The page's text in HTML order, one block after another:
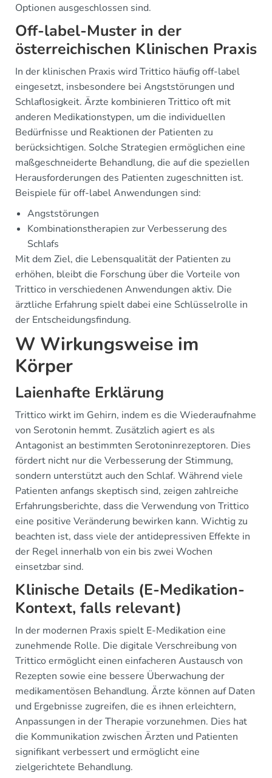
Optionen ausgeschlossen sind.
Off-label-Muster in der
österreichischen Klinischen Praxis
In der klinischen Praxis wird Trittico häufig off-label
eingesetzt, insbesondere bei Angststörungen und
Schlaflosigkeit. Ärzte kombinieren Trittico oft mit
anderen Medikationstypen, um die individuellen
Bedürfnisse und Reaktionen der Patienten zu
berücksichtigen. Solche Strategien ermöglichen eine
maßgeschneiderte Behandlung, die auf die speziellen
Herausforderungen des Patienten zugeschnitten ist.
Beispiele für off-label Anwendungen sind:
Angststörungen
Kombinationstherapien zur Verbesserung des
Schlafs
Mit dem Ziel, die Lebensqualität der Patienten zu
erhöhen, bleibt die Forschung über die Vorteile von
Trittico in verschiedenen Anwendungen aktiv. Die
ärztliche Erfahrung spielt dabei eine Schlüsselrolle in
der Entscheidungsfindung.
W Wirkungsweise im
Körper
Laienhafte Erklärung
Trittico wirkt im Gehirn, indem es die Wiederaufnahme
von Serotonin hemmt. Zusätzlich agiert es als
Antagonist an bestimmten Serotoninrezeptoren. Dies
fördert nicht nur die Verbesserung der Stimmung,
sondern unterstützt auch den Schlaf. Während viele
Patienten anfangs skeptisch sind, zeigen zahlreiche
Erfahrungsberichte, dass die Verwendung von Trittico
eine positive Veränderung bewirken kann. Wichtig zu
beachten ist, dass viele der antidepressiven Effekte in
der Regel innerhalb von ein bis zwei Wochen
einsetzbar sind.
Klinische Details (E-Medikation-
Kontext, falls relevant)
In der modernen Praxis spielt E-Medikation eine
zunehmende Rolle. Die digitale Verschreibung von
Trittico ermöglicht einen einfacheren Austausch von
Rezepten sowie eine bessere Überwachung der
medikamentösen Behandlung. Ärzte können auf Daten
und Ergebnisse zugreifen, die es ihnen erleichtern,
Anpassungen in der Therapie vorzunehmen. Dies hat
die Kommunikation zwischen Ärzten und Patienten
signifikant verbessert und ermöglicht eine
zielgerichtete Behandlung.